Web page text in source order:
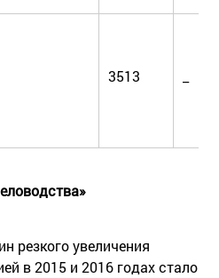
3513
резкого увеличения
в 2015 и 2016 годах стало